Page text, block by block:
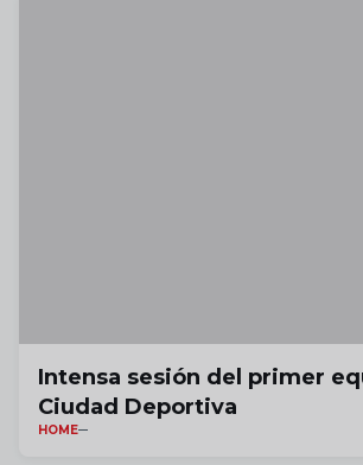
Intensa sesión del primer
Ciudad Deportiva
HOME